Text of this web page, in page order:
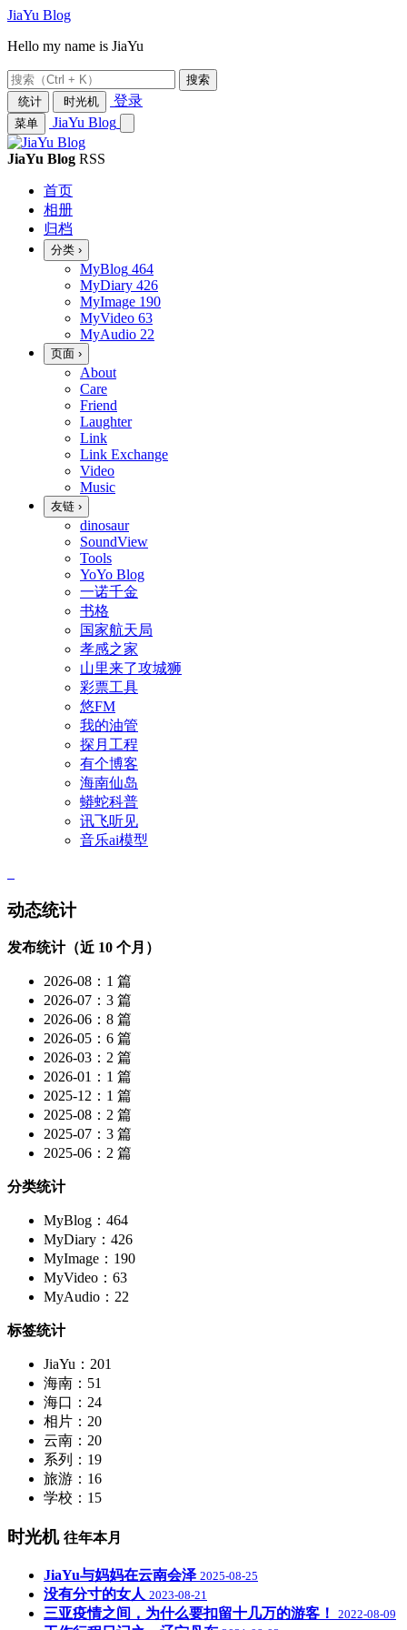
JiaYu Blog
Hello my name is JiaYu
搜索
统计
时光机 登录
菜单 JiaYu Blog
JiaYu Blog RSS
首页
相册
归档
分类 ›
MyBlog 464
MyDiary 426
MyImage 190
MyVideo 63
MyAudio 22
页面 ›
About
Care
Friend
Laughter
Link
Link Exchange
Video
Music
友链 ›
dinosaur
SoundView
Tools
YoYo Blog
一诺千金
书格
国家航天局
孝感之家
山里来了攻城狮
彩票工具
悠FM
我的油管
探月工程
有个博客
海南仙岛
蟒蛇科普
讯飞听见
音乐ai模型
动态统计
发布统计（近 10 个月）
2026-08：1 篇
2026-07：3 篇
2026-06：8 篇
2026-05：6 篇
2026-03：2 篇
2026-01：1 篇
2025-12：1 篇
2025-08：2 篇
2025-07：3 篇
2025-06：2 篇
分类统计
MyBlog：464
MyDiary：426
MyImage：190
MyVideo：63
MyAudio：22
标签统计
JiaYu：201
海南：51
海口：24
相片：20
云南：20
系列：19
旅游：16
学校：15
时光机 往年本月
JiaYu与妈妈在云南会泽 2025-08-25
没有分寸的女人 2023-08-21
三亚疫情之间，为什么要扣留十几万的游客！ 2022-08-09